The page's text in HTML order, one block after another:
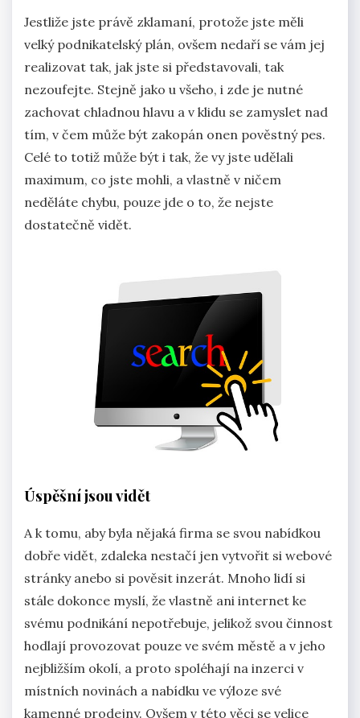
Jestliže jste právě zklamaní, protože jste měli
velký podnikatelský plán, ovšem nedaří se vám jej
realizovat tak, jak jste si představovali, tak
nezoufejte. Stejně jako u všeho, i zde je nutné
zachovat chladnou hlavu a v klidu se zamyslet nad
tím, v čem může být zakopán onen pověstný pes.
Celé to totiž může být i tak, že vy jste udělali
maximum, co jste mohli, a vlastně v ničem
neděláte chybu, pouze jde o to, že nejste
dostatečně vidět.
Úspěšní jsou vidět
A k tomu, aby byla nějaká firma se svou nabídkou
dobře vidět, zdaleka nestačí jen vytvořit si webové
stránky anebo si pověsit inzerát. Mnoho lidí si
stále dokonce myslí, že vlastně ani internet ke
svému podnikání nepotřebuje, jelikož svou činnost
hodlají provozovat pouze ve svém městě a v jeho
nejbližším okolí, a proto spoléhají na inzerci v
místních novinách a nabídku ve výloze své
kamenné prodejny. Ovšem v této věci se velice